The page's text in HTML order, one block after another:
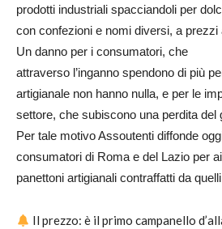
prodotti industriali spacciandoli per
con confezioni e nomi diversi, a prezzi
Un danno per i consumatori, che
attraverso l’inganno spendono di più
artigianale non hanno nulla, e per le
settore, che subiscono una perdita del
Per tale motivo Assoutenti diffonde
consumatori di Roma e del Lazio per
panettoni artigianali contraffatti da
Il prezzo: è il primo campanello